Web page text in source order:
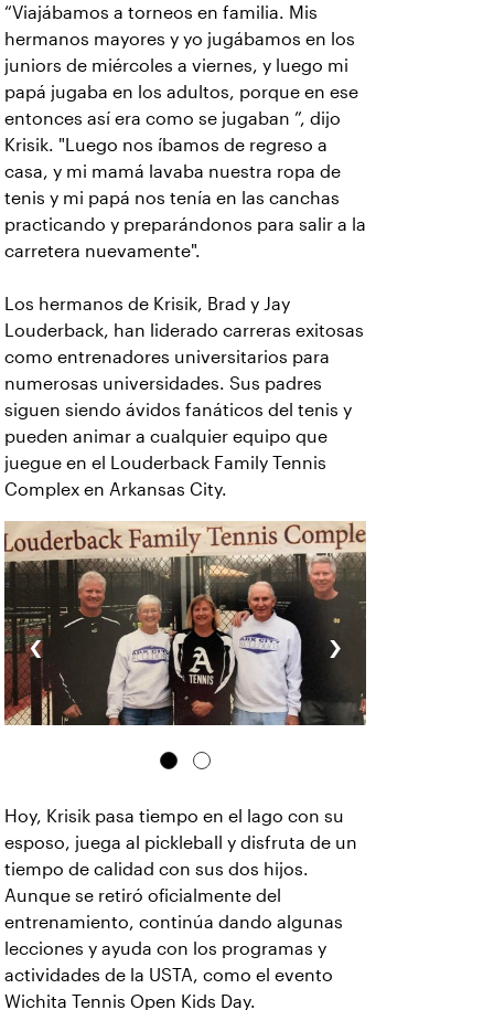
“Viajábamos a torneos en familia. Mis
hermanos mayores y yo jugábamos en los
juniors de miércoles a viernes, y luego mi
papá jugaba en los adultos, porque en ese
entonces así era como se jugaban ”, dijo
Krisik. "Luego nos íbamos de regreso a
casa, y mi mamá lavaba nuestra ropa de
tenis y mi papá nos tenía en las canchas
practicando y preparándonos para salir a la
carretera nuevamente".
Los hermanos de Krisik, Brad y Jay
Louderback, han liderado carreras exitosas
como entrenadores universitarios para
numerosas universidades. Sus padres
siguen siendo ávidos fanáticos del tenis y
pueden animar a cualquier equipo que
juegue en el Louderback Family Tennis
Complex en Arkansas City.
‹ ›
Hoy, Krisik pasa tiempo en el lago con su
esposo, juega al pickleball y disfruta de un
tiempo de calidad con sus dos hijos.
Aunque se retiró oficialmente del
entrenamiento, continúa dando algunas
lecciones y ayuda con los programas y
actividades de la USTA, como el evento
Wichita Tennis Open Kids Day.